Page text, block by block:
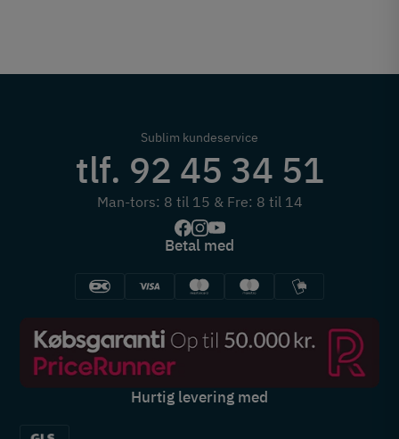
Sublim kundeservice
tlf. 92 45 34 51
Man-tors: 8 til 15 & Fre: 8 til 14
Betal med
Hurtig levering med